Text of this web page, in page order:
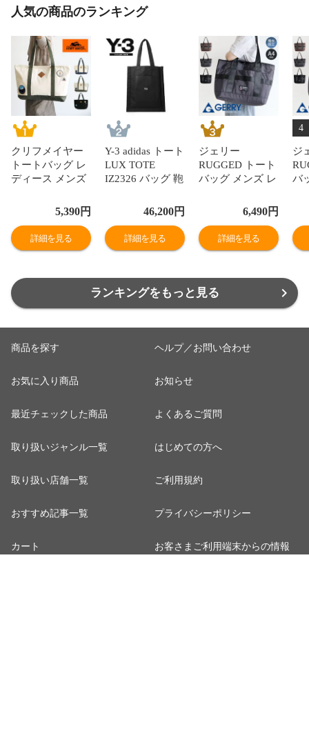
人気の商品のランキング
クリフメイヤー
トートバッグ レ
ディース メンズ
ート a4 旅行 バ
ッグ 黒 ネイビー
グリーン KRIFF
MAYER 2004
5,390円
詳細を見る
Y-3 adidas トート
LUX TOTE
IZ2326 バッグ 鞄
ディース ユニセ
ックス オールシ
ーズン ロゴ スト
リート ヨウジヤ
46,200円
詳細を見る
ジェリー
RUGGED トート
バッグ メンズ レ
撥水 旅行 a4 pc
大容量 ブランド
鞄 大人 ミリタリ
ー 軽量 頑丈 お
6,490円
詳細を見る
4
ジ
バ
鞄
ー
ランキングをもっと見る
商品を探す
お気に入り商品
最近チェックした商品
取り扱いジャンル一覧
取り扱い店舗一覧
おすすめ記事一覧
カート
ヘルプ／お問い合わせ
お知らせ
よくあるご質問
はじめての方へ
ご利用規約
プライバシーポリシー
お客さまご利用端末からの情報